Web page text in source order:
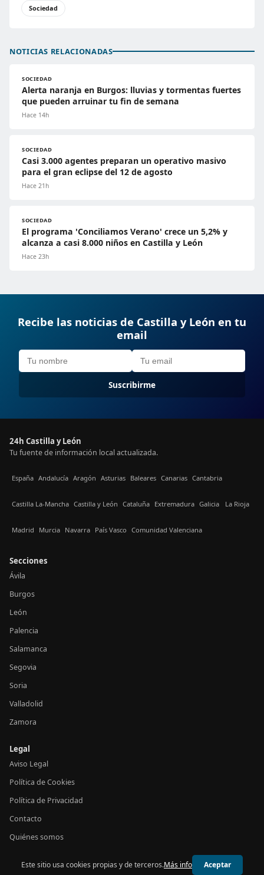
Sociedad
NOTICIAS RELACIONADAS
SOCIEDAD
Alerta naranja en Burgos: lluvias y tormentas fuertes
que pueden arruinar tu fin de semana
Hace 14h
SOCIEDAD
Casi 3.000 agentes preparan un operativo masivo
para el gran eclipse del 12 de agosto
Hace 21h
SOCIEDAD
El programa 'Conciliamos Verano' crece un 5,2% y
alcanza a casi 8.000 niños en Castilla y León
Hace 23h
Recibe las noticias de Castilla y León en tu
email
Suscribirme
24h Castilla y León
Tu fuente de información local actualizada.
España Andalucía Aragón Asturias Baleares Canarias Cantabria
Castilla La-Mancha Castilla y León Cataluña Extremadura Galicia La Rioja
Madrid Murcia Navarra País Vasco Comunidad Valenciana
Secciones
Ávila
Burgos
León
Palencia
Salamanca
Segovia
Soria
Valladolid
Zamora
Legal
Aviso Legal
Política de Cookies
Política de Privacidad
Contacto
Quiénes somos
© 2026 24h Castilla y León
Este sitio usa cookies propias y de terceros.Más info Aceptar